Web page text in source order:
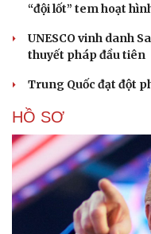
“đội lốt” tem hoạt
UNESCO vinh danh
thuyết pháp đầu tiên
Trung Quốc đạt đột
HỒ SƠ